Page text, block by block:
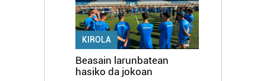
KIROLA
Beasain larunbatean
hasiko da jokoan